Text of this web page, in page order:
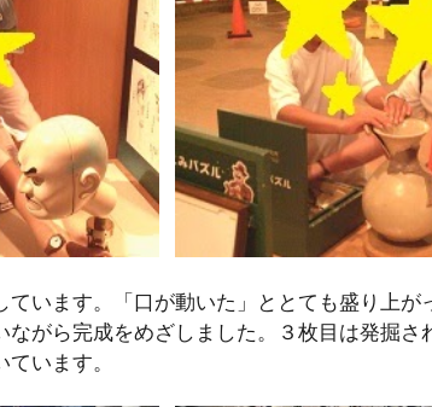
ています。「口が動いた」ととても盛り上
がら完成をめざしました。３枚目は発掘
います。